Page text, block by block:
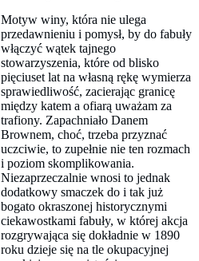
Motyw winy, która nie ulega
przedawnieniu i pomysł, by do fabuły
włączyć wątek tajnego
stowarzyszenia, które od blisko
pięciuset lat na własną rękę wymierza
sprawiedliwość, zacierając granicę
między katem a ofiarą uważam za
trafiony. Zapachniało Danem
Brownem, choć, trzeba przyznać
uczciwie, to zupełnie nie ten rozmach
i poziom skomplikowania.
Niezaprzeczalnie wnosi to jednak
dodatkowy smaczek do i tak już
bogato okraszonej historycznymi
ciekawostkami fabuły, w której akcja
rozgrywająca się dokładnie w 1890
roku dzieje się na tle okupacyjnej